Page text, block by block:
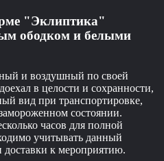
"Эклиптика"
ободком и белыми
и воздушный по своей
в целости и сохранности,
вид при транспортировке,
состоянии.
часов для полной
учитывать данный
к мероприятию.